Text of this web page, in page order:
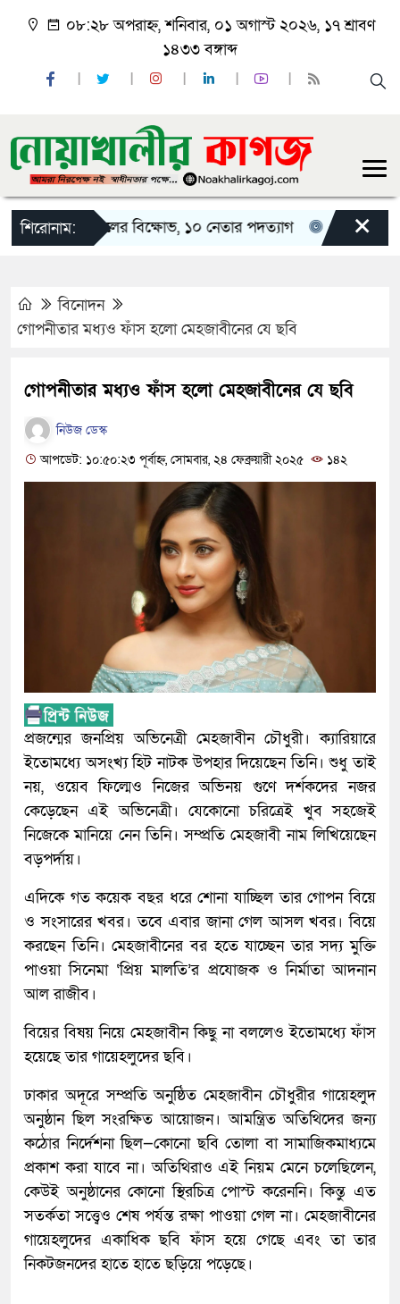
০৮:২৮ অপরাহ্ন, শনিবার, ০১ অগাস্ট ২০২৬, ১৭ শ্রাবণ
১৪৩৩ বঙ্গাব্দ
শিরোনাম:ছাত্রদলের বিক্ষোভ, ১০ নেতার পদত্যাগ নোয়াখালীতে
×
বিনোদন
গোপনীতার মধ্যও ফাঁস হলো মেহজাবীনের যে ছবি
গোপনীতার মধ্যও ফাঁস হলো মেহজাবীনের যে ছবি
নিউজ ডেস্ক
আপডেট: ১০:৫০:২৩ পূর্বাহ্ন, সোমবার, ২৪ ফেব্রুয়ারী ২০২৫
১৪২
প্রজন্মের জনপ্রিয় অভিনেত্রী মেহজাবীন চৌধুরী। ক্যারিয়ারে
ইতোমধ্যে অসংখ্য হিট নাটক উপহার দিয়েছেন তিনি। শুধু তাই
নয়, ওয়েব ফিল্মেও নিজের অভিনয় গুণে দর্শকদের নজর
কেড়েছেন এই অভিনেত্রী। যেকোনো চরিত্রেই খুব সহজেই
নিজেকে মানিয়ে নেন তিনি। সম্প্রতি মেহজাবী নাম লিখিয়েছেন
বড়পর্দায়।
এদিকে গত কয়েক বছর ধরে শোনা যাচ্ছিল তার গোপন বিয়ে
ও সংসারের খবর। তবে এবার জানা গেল আসল খবর। বিয়ে
করছেন তিনি। মেহজাবীনের বর হতে যাচ্ছেন তার সদ্য মুক্তি
পাওয়া সিনেমা ‘প্রিয় মালতি’র প্রযোজক ও নির্মাতা আদনান
আল রাজীব।
বিয়ের বিষয় নিয়ে মেহজাবীন কিছু না বললেও ইতোমধ্যে ফাঁস
হয়েছে তার গায়েহলুদের ছবি।
ঢাকার অদূরে সম্প্রতি অনুষ্ঠিত মেহজাবীন চৌধুরীর গায়েহলুদ
অনুষ্ঠান ছিল সংরক্ষিত আয়োজন। আমন্ত্রিত অতিথিদের জন্য
কঠোর নির্দেশনা ছিল—কোনো ছবি তোলা বা সামাজিকমাধ্যমে
প্রকাশ করা যাবে না। অতিথিরাও এই নিয়ম মেনে চলেছিলেন,
কেউই অনুষ্ঠানের কোনো স্থিরচিত্র পোস্ট করেননি। কিন্তু এত
সতর্কতা সত্ত্বেও শেষ পর্যন্ত রক্ষা পাওয়া গেল না। মেহজাবীনের
গায়েহলুদের একাধিক ছবি ফাঁস হয়ে গেছে এবং তা তার
নিকটজনদের হাতে হাতে ছড়িয়ে পড়েছে।